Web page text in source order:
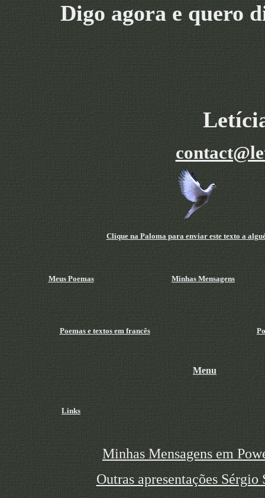
Digo agora e quero
Clique na Paloma para enviar este texto a
Meus Poemas Minhas Mensagens
Poemas e textos em francês
Menu
Links
Minhas Mensagens em
Outras apresentações